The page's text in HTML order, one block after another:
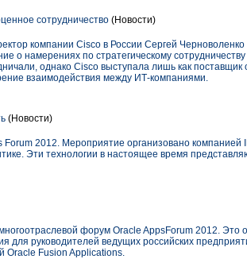
сотрудничество (Новости)
компании Cisco в России Сергей
о намерениях по стратегическому
однако Cisco выступала лишь как
взаимодействия между ИТ-компаниями.
(Новости)
2012. Мероприятие организовано
Эти технологии в настоящее время
форум Oracle AppsForum 2012. Это
для руководителей ведущих российских
Oracle Fusion Applications.